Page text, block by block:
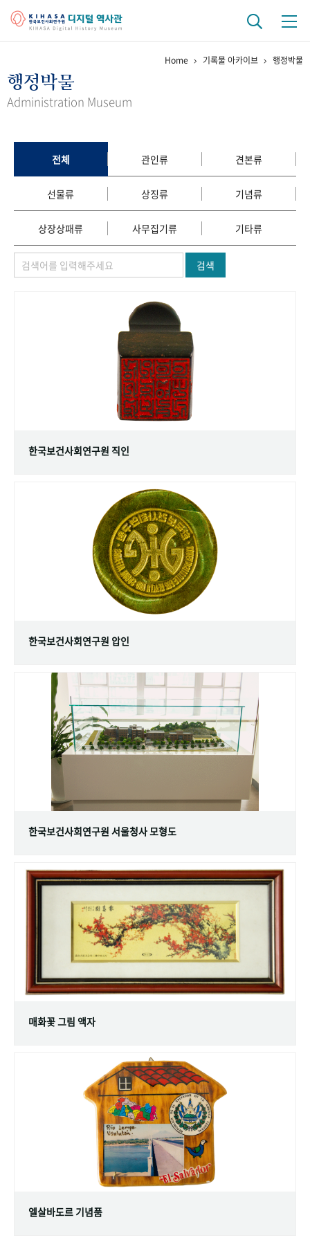
걸어온 길 기관 변천사
정책과 연구 키워드로 보는 연구 역사
연구자들
간행물 변천사
기록물 아카이브
사진 아카이브 문서 기록물 행정박물 영상 기록물
숫자로 보는 50년 50+1
Home 기록물 아카이브 행정박물
행정박물
Administration Museum
전체 관인류 견본류
선물류 상징류 기념류
상장상패류 사무집기류 기타류
검색
한국보건사회연구원 직인
한국보건사회연구원 압인
한국보건사회연구원 서울청사 모형도
매화꽃 그림 액자
엘살바도르 기념품